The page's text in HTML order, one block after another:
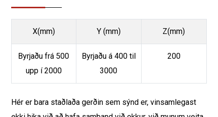
X(mm) Y (mm) Z(mm)
Byrjaðu frá 500
upp í 2000
Byrjaðu á 400 til
3000
200
Hér er bara staðlaða gerðin sem sýnd er, vinsamlegast